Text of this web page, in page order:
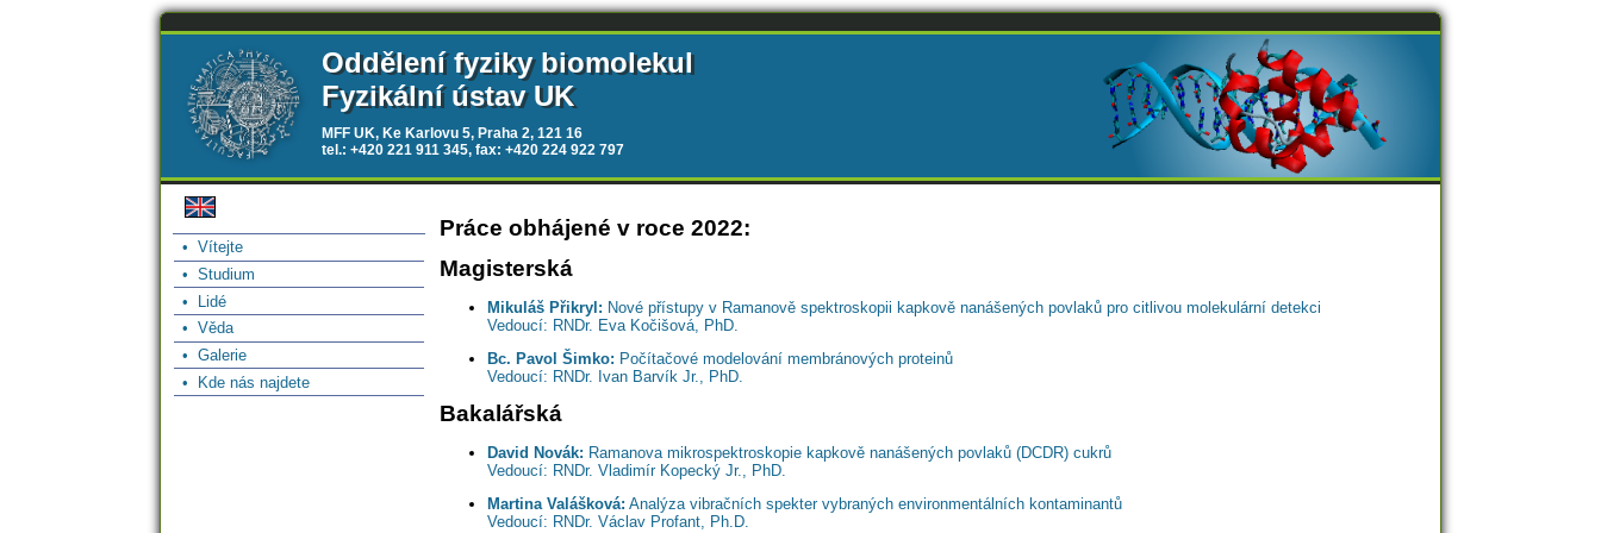
Oddělení fyziky biomolekul
Fyzikální ústav UK
MFF UK, Ke Karlovu 5, Praha 2, 121 16
tel.: +420 221 911 345, fax: +420 224 922 797
• Vítejte
• Studium
• Lidé
• Věda
• Galerie
• Kde nás najdete
Práce obhájené v roce 2022:
Magisterská
Mikuláš Přikryl: Nové přístupy v Ramanově spektroskopii kapkově nanášených povlaků pro citlivou molekulární detekci
Vedoucí: RNDr. Eva Kočišová, PhD.
Bc. Pavol Šimko: Počítačové modelování membránových proteinů
Vedoucí: RNDr. Ivan Barvík Jr., PhD.
Bakalářská
David Novák: Ramanova mikrospektroskopie kapkově nanášených povlaků (DCDR) cukrů
Vedoucí: RNDr. Vladimír Kopecký Jr., PhD.
Martina Valášková: Analýza vibračních spekter vybraných environmentálních kontaminantů
Vedoucí: RNDr. Václav Profant, Ph.D.